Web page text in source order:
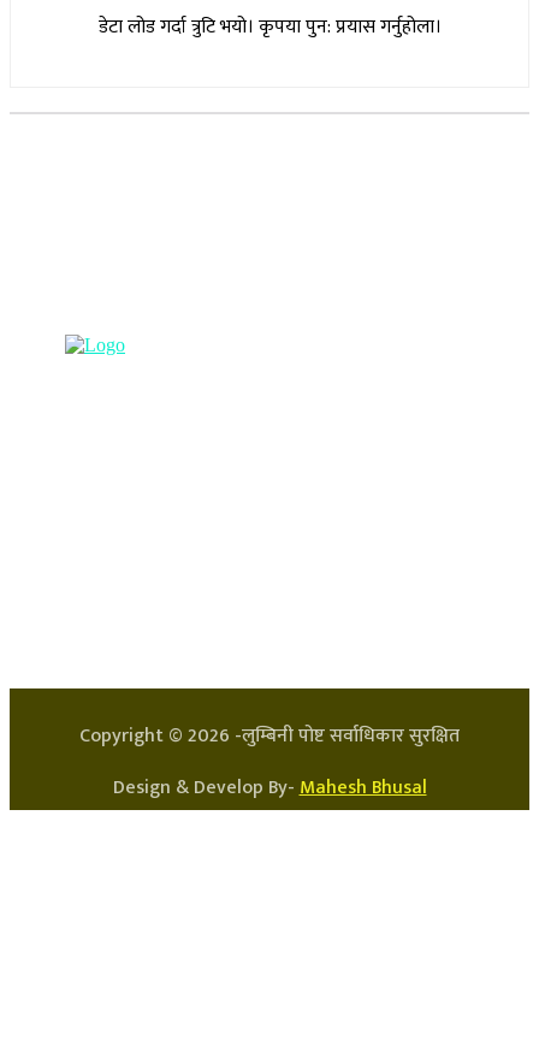
डेटा लोड गर्दा त्रुटि भयो। कृपया पुन: प्रयास गर्नुहोला।
Copyright ©2026 -लुम्बिनी पोष्ट सर्वाधिकार सुरक्षित
Design & Develop By-Mahesh Bhusal